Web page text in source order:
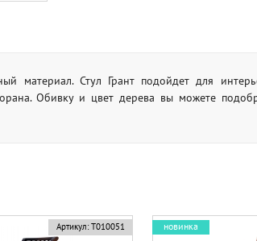
материал. Стул Грант подойдет для
Обивку и цвет дерева вы можете
Артикул: Т010051 новинка